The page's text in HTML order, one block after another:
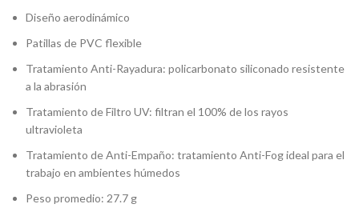
Diseño aerodinámico
Patillas de PVC flexible
Tratamiento Anti-Rayadura: policarbonato siliconado resistente
a la abrasión
Tratamiento de Filtro UV: filtran el 100% de los rayos
ultravioleta
Tratamiento de Anti-Empaño: tratamiento Anti-Fog ideal para el
trabajo en ambientes húmedos
Peso promedio: 27.7 g